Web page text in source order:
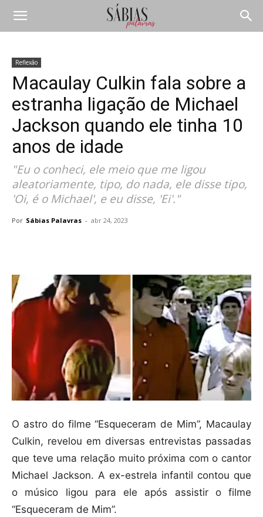
Reflexão
Macaulay Culkin fala sobre a
estranha ligação de Michael
Jackson quando ele tinha 10
anos de idade
"Eu o conheci, ele meio que me ligou
aleatoriamente, tipo, do nada, ele disse tipo,
'Oi, é o Michael', e eu disse, 'Ei'."
Por Sábias Palavras - abr 24, 2023
O astro do filme “Esqueceram de Mim”, Macaulay
Culkin, revelou em diversas entrevistas passadas
que teve uma relação muito próxima com o cantor
Michael Jackson. A ex-estrela infantil contou que
o músico ligou para ele após assistir o filme
“Esqueceram de Mim”.